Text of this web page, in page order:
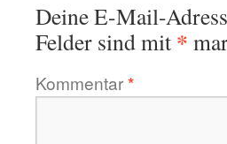
Deine E-Mail-
Felder sind mit *
Kommentar*